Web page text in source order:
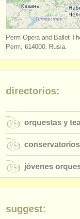
editor:
anúnciese con
find out about
iniciar sesión
Perm Opera and Ballet
Perm, 614000, Rusia.
directorios:
orquestas y
conservatorios
jóvenes
suggest: